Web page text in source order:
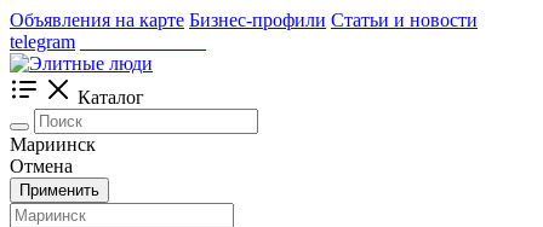
Объявления на карте Бизнес-профили Статьи и новости
telegram
Каталог
Мариинск
Отмена
Применить